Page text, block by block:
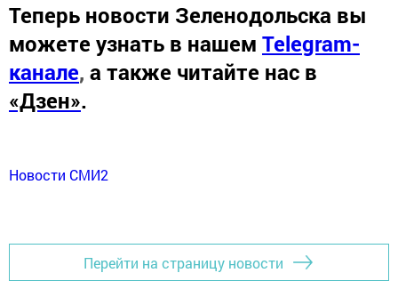
Теперь новости Зеленодольска вы
можете узнать в нашем Telegram-
канале, а также читайте нас в
«Дзен».
Новости СМИ2
Перейти на страницу новости